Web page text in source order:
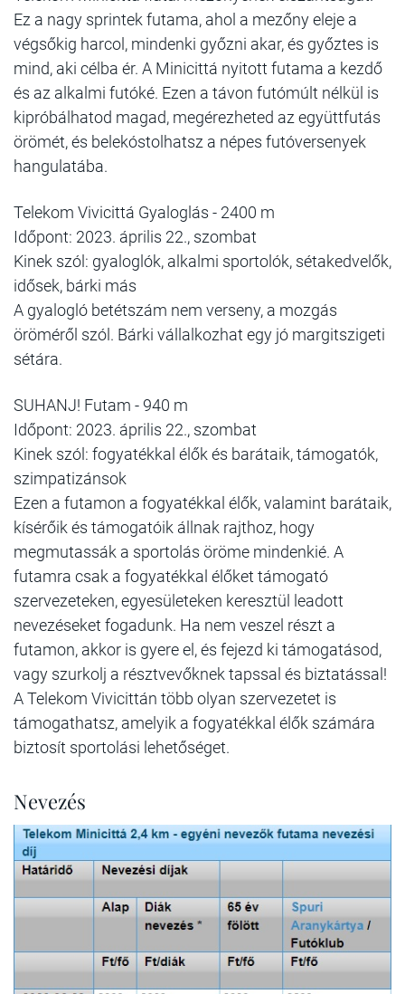
Ez a nagy sprintek futama, ahol a mezőny eleje a
végsőkig harcol, mindenki győzni akar, és győztes is
mind, aki célba ér. A Minicittá nyitott futama a kezdő
és az alkalmi futóké. Ezen a távon futómúlt nélkül is
kipróbálhatod magad, megérezheted az együttfutás
örömét, és belekóstolhatsz a népes futóversenyek
hangulatába.
Telekom Vivicittá Gyaloglás - 2400 m
Időpont: 2023. április 22., szombat
Kinek szól: gyaloglók, alkalmi sportolók, sétakedvelők,
idősek, bárki más
A gyalogló betétszám nem verseny, a mozgás
öröméről szól. Bárki vállalkozhat egy jó margitszigeti
sétára.
SUHANJ! Futam - 940 m
Időpont: 2023. április 22., szombat
Kinek szól: fogyatékkal élők és barátaik, támogatók,
szimpatizánsok
Ezen a futamon a fogyatékkal élők, valamint barátaik,
kísérőik és támogatóik állnak rajthoz, hogy
megmutassák a sportolás öröme mindenkié. A
futamra csak a fogyatékkal élőket támogató
szervezeteken, egyesületeken keresztül leadott
nevezéseket fogadunk. Ha nem veszel részt a
futamon, akkor is gyere el, és fejezd ki támogatásod,
vagy szurkolj a résztvevőknek tapssal és biztatással!
A Telekom Vivicittán több olyan szervezetet is
támogathatsz, amelyik a fogyatékkal élők számára
biztosít sportolási lehetőséget.
Nevezés